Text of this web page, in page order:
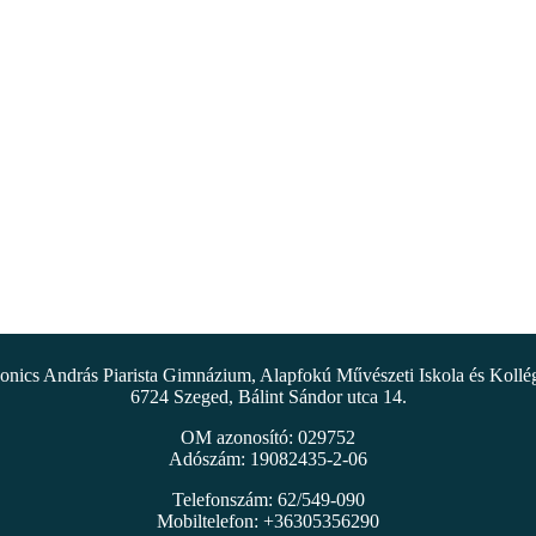
András Piarista Gimnázium, Alapfokú Művészeti Iskola és
6724 Szeged, Bálint Sándor utca 14.
OM azonosító: 029752
Adószám: 19082435-2-06
Telefonszám: 62/549-090
Mobiltelefon: +36305356290